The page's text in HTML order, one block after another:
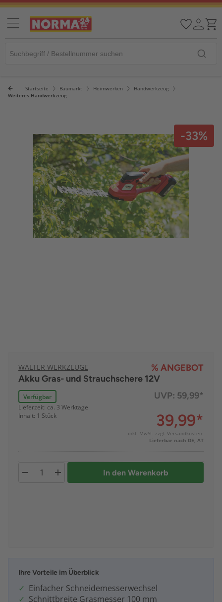
Startseite Baumarkt Heimwerken
Handwerkzeug
Weiteres Handwerkzeug
-33%
WALTER WERKZEUGE
% ANGEBOT
Akku Gras- und Strauchschere 12V
Verfügbar
Lieferzeit: ca. 3 Werktage
Inhalt: 1 Stück
UVP: 59,99*
39,99*
inkl. MwSt. zzgl. Versandkosten:
Lieferbar nach DE, AT
In den Warenkorb
Ihre Vorteile im Überblick
Einfacher Schneidemesserwechsel
Schnittbreite Grasmesser 100 mm